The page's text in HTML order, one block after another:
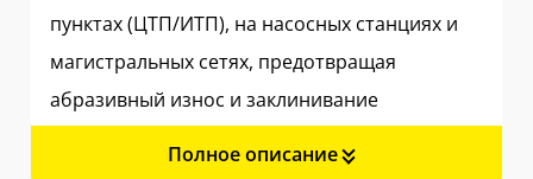
пунктах (ЦТП/ИТП), на насосных станциях и
магистральных сетях, предотвращая
абразивный износ и заклинивание
Полное описание